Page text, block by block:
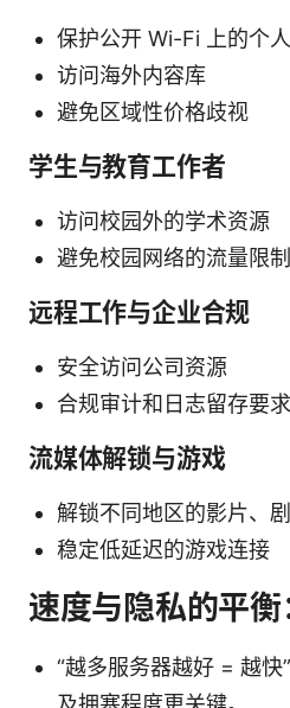
保护公开 Wi-Fi 上的个
访问海外内容库
避免区域性价格歧视
学生与教育工作者
访问校园外的学术资源
避免校园网络的流量限制
远程工作与企业合规
安全访问公司资源
合规审计和日志留存要求
流媒体解锁与游戏
解锁不同地区的影片、
稳定低延迟的游戏连接
速度与隐私的平
“越多服务器越好 = 越